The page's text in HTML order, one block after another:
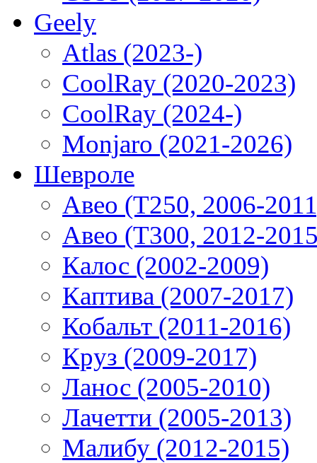
Geely
Atlas (2023-)
CoolRay (2020-2023)
CoolRay (2024-)
Monjaro (2021-2026)
Шевроле
Авео (T250, 2006-
Авео (T300, 2012-
Калос (2002-2009)
Каптива (2007-2017)
Кобальт (2011-2016)
Круз (2009-2017)
Ланос (2005-2010)
Лачетти (2005-2013)
Малибу (2012-2015)